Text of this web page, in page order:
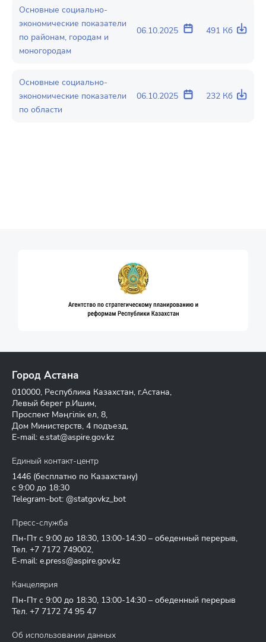
Основные социально-
экономические показатели
по районам, городам и
моногородам
06.10.2025 491 Кб
Основные социально-
экономические показатели
по области
06.10.2025 232 Кб
Город Астана
010000, Республика Казахстан, г.Астана,
Левый берег р.Ишим,
Проспект Мәңгілік ел, 8,
Дом Министерств, 4 подъезд,
E-mail: e.stat@aspire.gov.kz
Единый контакт-центр
1446 (бесплатно по Казахстану)
с 9:00 до 18:30
Telegram-bot: @statgovkz_bot
Пресс-служба
Пн-Пт с 9:00 до 18:30, 13:00-14:30 – обеденный перерыв,
Тел. +7 7172 749002,
E-mail: e.press@aspire.gov.kz
Канцелярия
Пн-Пт с 9:00 до 18:30, 13:00-14:30 – обеденный перерыв
Тел. +7 7172 74 95 47
Об использовании данных